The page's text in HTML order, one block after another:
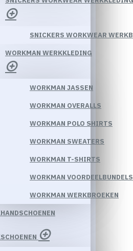
SNICKERS WORKWEAR
WORKMAN WERKKLEDING
WORKMAN JASSEN
WORKMAN OVERALLS
WORKMAN POLO SHIRTS
WORKMAN SWEATERS
WORKMAN T-SHIRTS
WORKMAN VOORDEELBUNDELS
WORKMAN WERKBROEKEN